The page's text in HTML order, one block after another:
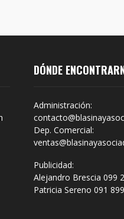
DÓNDE
Administración:
Dep. Comercial:
Publicidad:
Alejandro Brescia 099
Patricia Sereno 091